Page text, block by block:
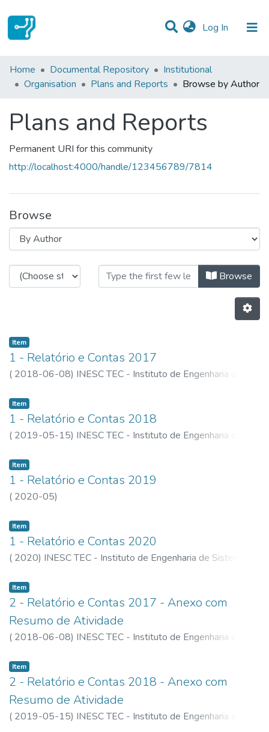
Log In (current)
Communities & Collections
All of DSpace
Home Documental Repository
Institutional
Organisation
Plans and Reports Browse by Author
Plans and Reports
Permanent URI for this community
http://localhost:4000/handle/123456789/7814
Browse
Browsing Plans and Reports by
Browse
Item
1 - Relatório e Contas 2017
( 2018-06-08) INESC TEC - Instituto de Engenharia de
Item
1 - Relatório e Contas 2018
( 2019-05-15) INESC TEC - Instituto de Engenharia de
Item
1 - Relatório e Contas 2019
( 2020-05)
Item
1 - Relatório e Contas 2020
( 2020) INESC TEC - Instituto de Engenharia de Sistemas e
Item
2 - Relatório e Contas 2017 - Anexo com
Resumo de Atividade
( 2018-06-08) INESC TEC - Instituto de Engenharia de
Item
2 - Relatório e Contas 2018 - Anexo com
Resumo de Atividade
( 2019-05-15) INESC TEC - Instituto de Engenharia de